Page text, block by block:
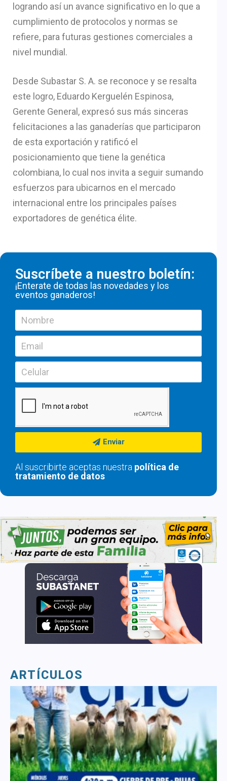
logrando así un avance significativo en lo que a
cumplimiento de protocolos y normas se
refiere, para futuras gestiones comerciales a
nivel mundial.
Desde Subastar S. A. se reconoce y se resalta
este logro, Eduardo Kerguelén Espinosa,
Gerente General, expresó sus más sinceras
felicitaciones a las ganaderías que participaron
de esta exportación y ratificó el
posicionamiento que tiene la genética
colombiana, lo cual nos invita a seguir sumando
esfuerzos para ubicarnos en el mercado
internacional entre los principales países
exportadores de genética élite.
Suscríbete a nuestro boletín:
¡Enterate de todas las novedades y los
eventos ganaderos!
Enviar
Al suscribirte aceptas nuestra política de
tratamiento de datos
ARTÍCULOS